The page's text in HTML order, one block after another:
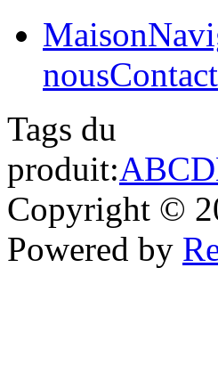
Maison
nous
Tags du
produit:ABCD
Copyright ©
Powered by